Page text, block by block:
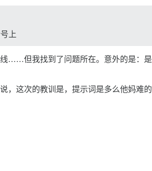
上
……但我找到了问题所在。意外的是：
，这次的教训是，提示词是多么他妈难的